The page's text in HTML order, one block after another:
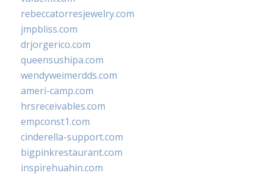
rebeccatorresjewelry.com
jmpbliss.com
drjorgerico.com
queensushipa.com
wendyweimerdds.com
ameri-camp.com
hrsreceivables.com
empconst1.com
cinderella-support.com
bigpinkrestaurant.com
inspirehuahin.com